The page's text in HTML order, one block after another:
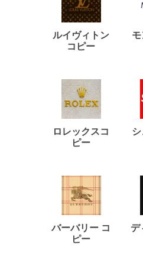
ルイヴィトン
コピー
ロレックスコ
ピー
バーバリー コ
ピー
デ